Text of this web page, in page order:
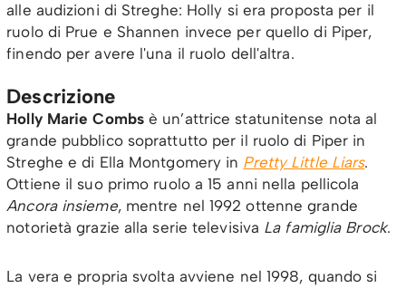
alle audizioni di Streghe: Holly si era proposta per il
ruolo di Prue e Shannen invece per quello di Piper,
finendo per avere l'una il ruolo dell'altra.
Descrizione
Holly Marie Combsè un’attrice statunitense nota al
grande pubblico soprattutto per il ruolo di Piper in
Streghe e di Ella Montgomery in Pretty Little Liars.
Ottiene il suo primo ruolo a 15 anni nella pellicola
Ancora insieme, mentre nel 1992 ottenne grande
notorietà grazie alla serie televisiva La famiglia Brock.
La vera e propria svolta avviene nel 1998, quando si